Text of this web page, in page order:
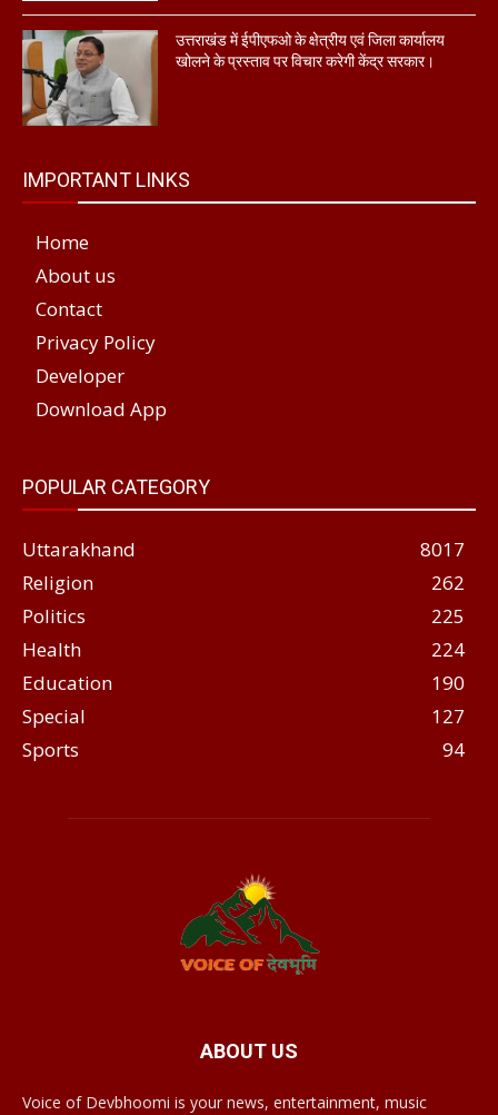
उत्तराखंड में ईपीएफओ के क्षेत्रीय एवं जिला कार्यालय
खोलने के प्रस्ताव पर विचार करेगी केंद्र सरकार।
IMPORTANT LINKS
Home
About us
Contact
Privacy Policy
Developer
Download App
POPULAR CATEGORY
Uttarakhand
8017
Religion
262
Politics
225
Health
224
Education
190
Special
127
Sports
94
ABOUT US
Voice of Devbhoomi is your news, entertainment, music